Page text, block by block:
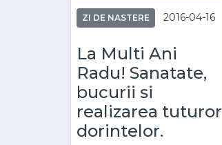
ZI DE NASTERE 2016-04-16
La Multi Ani
Radu! Sanatate,
bucurii si
realizarea tuturor
dorintelor.